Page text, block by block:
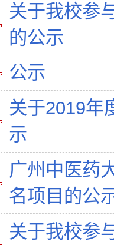
关于我校参
的公示
公示
关于2019年
示
广州中医药
名项目的公
关于我校参